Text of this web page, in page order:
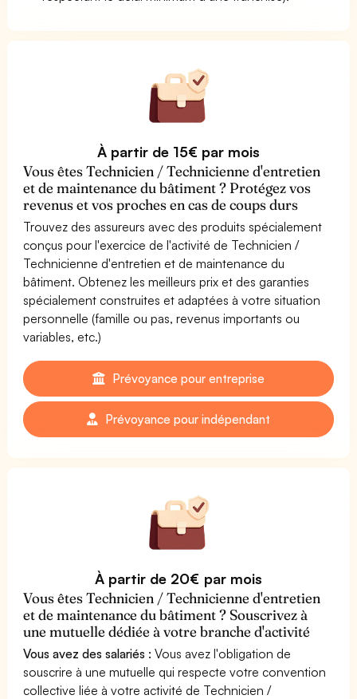
À partir de 15€ par mois
Vous êtes Technicien / Technicienne d'entretien
et de maintenance du bâtiment ? Protégez vos
revenus et vos proches en cas de coups durs
Trouvez des assureurs avec des produits spécialement
conçus pour l'exercice de l'activité de Technicien /
Technicienne d'entretien et de maintenance du
bâtiment. Obtenez les meilleurs prix et des garanties
spécialement construites et adaptées à votre situation
personnelle (famille ou pas, revenus importants ou
variables, etc.)
Prévoyance pour entreprise
Prévoyance pour indépendant
À partir de 20€ par mois
Vous êtes Technicien / Technicienne d'entretien
et de maintenance du bâtiment ? Souscrivez à
une mutuelle dédiée à votre branche d'activité
Vous avez des salariés : Vous avez l'obligation de
souscrire à une mutuelle qui respecte votre convention
collective liée à votre activité de Technicien /